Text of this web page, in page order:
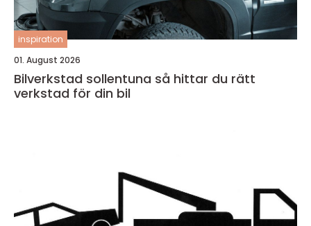
inspiration
01. August 2026
Bilverkstad sollentuna så hittar du rätt
verkstad för din bil